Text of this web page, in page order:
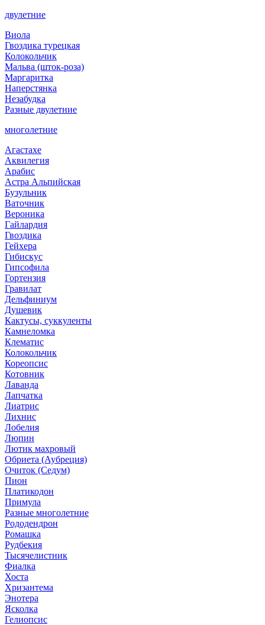
двулетние
Виола
Гвоздика турецкая
Колокольчик
Мальва (шток-роза)
Маргаритка
Наперстянка
Незабудка
Разные двулетние
многолетние
Агастахе
Аквилегия
Арабис
Астра Альпийская
Бузульник
Ваточник
Вероника
Гайлардия
Гвоздика
Гейхера
Гибискус
Гипсофила
Гортензия
Гравилат
Дельфиниум
Душевик
Кактусы, суккуленты
Камнеломка
Клематис
Колокольчик
Кореопсис
Котовник
Лаванда
Лапчатка
Лиатрис
Лихнис
Лобелия
Люпин
Лютик махровый
Обриета (Аубреция)
Очиток (Седум)
Пион
Платикодон
Примула
Разные многолетние
Рододендрон
Ромашка
Рудбекия
Тысячелистник
Фиалка
Хоста
Хризантема
Энотера
Ясколка
Гелиопсис